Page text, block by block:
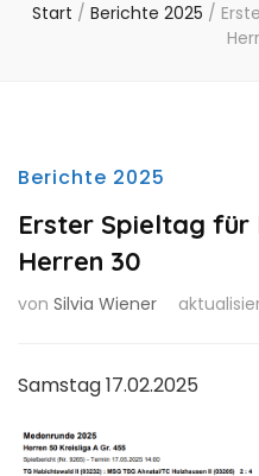
Start / Berichte 2025 /
Berichte 2025
Erster Spieltag für
Herren 30
von Silvia Wiener
Samstag 17.02.2025